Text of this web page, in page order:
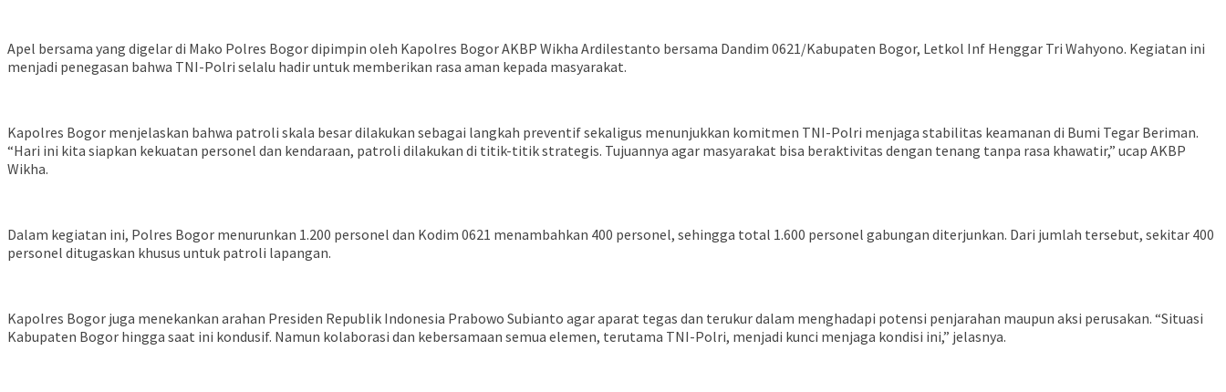
Apel bersama yang digelar di Mako Polres Bogor dipimpin oleh Kapolres Bogor AKBP Wikha Ardilestanto bersama Dandim 0621/Kabupaten Bogor, Letkol Inf Henggar Tri Wahyono. Kegiatan ini
menjadi penegasan bahwa TNI-Polri selalu hadir untuk memberikan rasa aman kepada masyarakat.
Kapolres Bogor menjelaskan bahwa patroli skala besar dilakukan sebagai langkah preventif sekaligus menunjukkan komitmen TNI-Polri menjaga stabilitas keamanan di Bumi Tegar Beriman.
“Hari ini kita siapkan kekuatan personel dan kendaraan, patroli dilakukan di titik-titik strategis. Tujuannya agar masyarakat bisa beraktivitas dengan tenang tanpa rasa khawatir,” ucap AKBP
Wikha.
Dalam kegiatan ini, Polres Bogor menurunkan 1.200 personel dan Kodim 0621 menambahkan 400 personel, sehingga total 1.600 personel gabungan diterjunkan. Dari jumlah tersebut, sekitar 400
personel ditugaskan khusus untuk patroli lapangan.
Kapolres Bogor juga menekankan arahan Presiden Republik Indonesia Prabowo Subianto agar aparat tegas dan terukur dalam menghadapi potensi penjarahan maupun aksi perusakan. “Situasi
Kabupaten Bogor hingga saat ini kondusif. Namun kolaborasi dan kebersamaan semua elemen, terutama TNI-Polri, menjadi kunci menjaga kondisi ini,” jelasnya.